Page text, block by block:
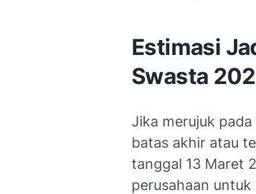
Estimasi
Swasta
Jika merujuk
batas akhir atau
tanggal 13 Maret
perusahaan